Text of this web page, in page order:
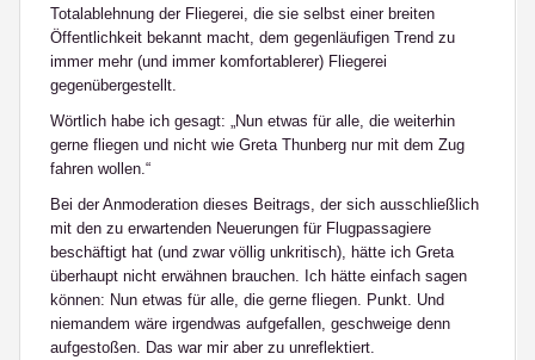
Totalablehnung der Fliegerei, die sie selbst einer breiten
Öffentlichkeit bekannt macht, dem gegenläufigen Trend zu
immer mehr (und immer komfortablerer) Fliegerei
gegenübergestellt.
Wörtlich habe ich gesagt: „Nun etwas für alle, die weiterhin
gerne fliegen und nicht wie Greta Thunberg nur mit dem Zug
fahren wollen.“
Bei der Anmoderation dieses Beitrags, der sich ausschließlich
mit den zu erwartenden Neuerungen für Flugpassagiere
beschäftigt hat (und zwar völlig unkritisch), hätte ich Greta
überhaupt nicht erwähnen brauchen. Ich hätte einfach sagen
können: Nun etwas für alle, die gerne fliegen. Punkt. Und
niemandem wäre irgendwas aufgefallen, geschweige denn
aufgestoßen. Das war mir aber zu unreflektiert.